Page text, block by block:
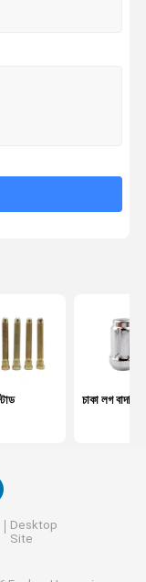
চাকা লগ বাদাম
Desktop
Site